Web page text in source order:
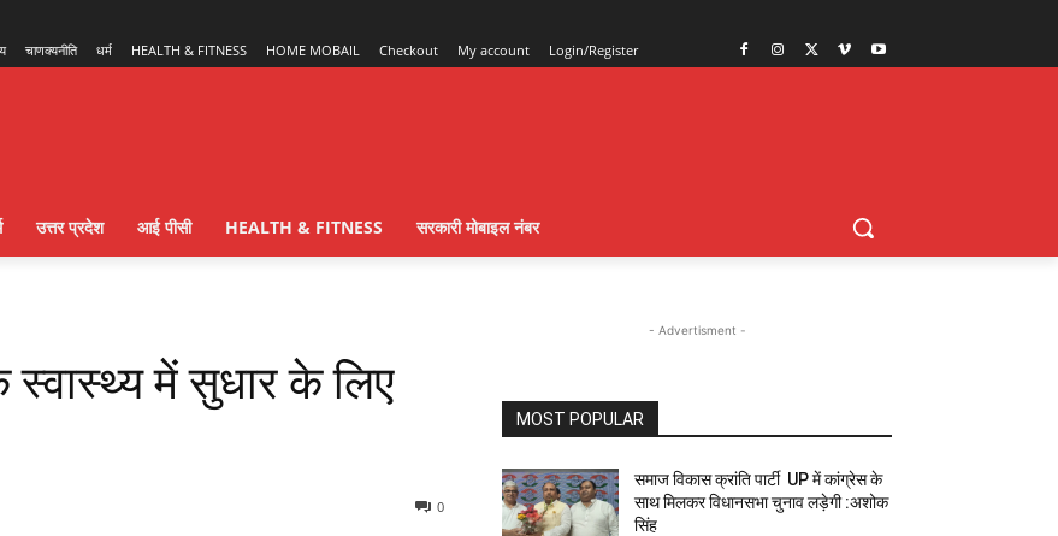
चाणक्यनीति धर्म HEALTH & FITNESS HOME MOBAIL Checkout My account Login/Register
उत्तर प्रदेश आई पीसी HEALTH & FITNESS सरकारी मोबाइल नंबर
स्वास्थ्य में सुधार के लिए
0
- Advertisment -
MOST POPULAR
समाज विकास क्रांति पार्टी UP में कांग्रेस के
साथ मिलकर विधानसभा चुनाव लड़ेगी :अशोक
सिंह